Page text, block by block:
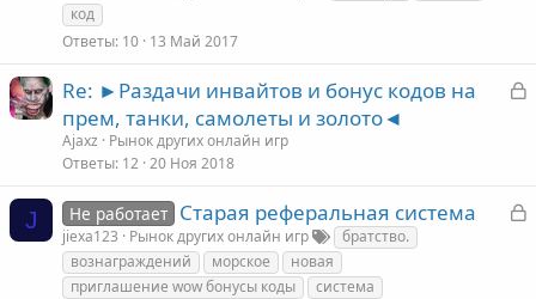
т
код
Ответы 10 13 Май 2017
З
т
Re: ►Раздачи инвайтов и бонус кодов на
прем, танки, самолеты и золото◄
Ajaxz
Рынок других онлайн игр
Ответы 12 20 Ноя 2018
J
З
Не работает Старая реферальная система
jiexa123 Рынок других онлайн игр
братство.
вознаграждений
морское
новая
приглашение wow бонусы коды
система